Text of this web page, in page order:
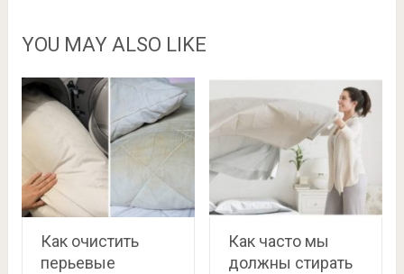
YOU MAY ALSO LIKE
Как очистить
перьевые
Как часто мы
должны стирать